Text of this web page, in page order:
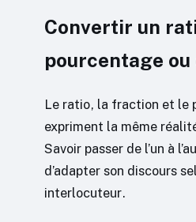
Convertir un
pourcentage
Le ratio, la fraction et le
expriment la même
Savoir passer de l’un à
d’adapter son discours
interlocuteur.